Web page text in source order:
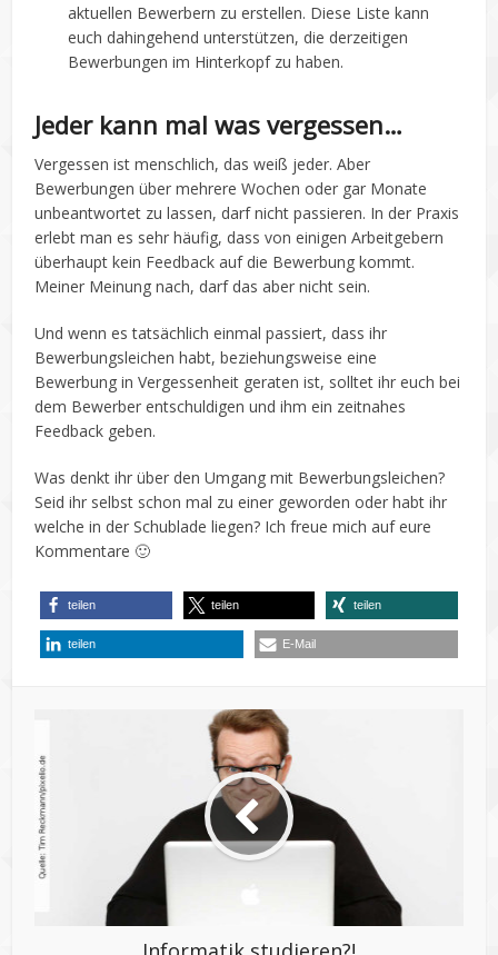
aktuellen Bewerbern zu erstellen. Diese Liste kann
euch dahingehend unterstützen, die derzeitigen
Bewerbungen im Hinterkopf zu haben.
Jeder kann mal was vergessen…
Vergessen ist menschlich, das weiß jeder. Aber
Bewerbungen über mehrere Wochen oder gar Monate
unbeantwortet zu lassen, darf nicht passieren. In der Praxis
erlebt man es sehr häufig, dass von einigen Arbeitgebern
überhaupt kein Feedback auf die Bewerbung kommt.
Meiner Meinung nach, darf das aber nicht sein.
Und wenn es tatsächlich einmal passiert, dass ihr
Bewerbungsleichen habt, beziehungsweise eine
Bewerbung in Vergessenheit geraten ist, solltet ihr euch bei
dem Bewerber entschuldigen und ihm ein zeitnahes
Feedback geben.
Was denkt ihr über den Umgang mit Bewerbungsleichen?
Seid ihr selbst schon mal zu einer geworden oder habt ihr
welche in der Schublade liegen? Ich freue mich auf eure
Kommentare 🙂
teilen teilen teilen
teilen E-Mail